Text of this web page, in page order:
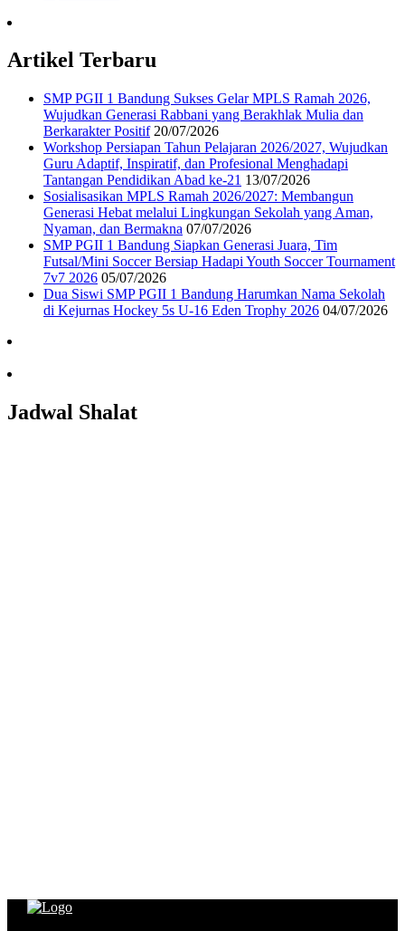
Artikel Terbaru
SMP PGII 1 Bandung Sukses Gelar MPLS Ramah 2026,
Wujudkan Generasi Rabbani yang Berakhlak Mulia dan
Berkarakter Positif 20/07/2026
Workshop Persiapan Tahun Pelajaran 2026/2027, Wujudkan
Guru Adaptif, Inspiratif, dan Profesional Menghadapi
Tantangan Pendidikan Abad ke-21 13/07/2026
Sosialisasikan MPLS Ramah 2026/2027: Membangun
Generasi Hebat melalui Lingkungan Sekolah yang Aman,
Nyaman, dan Bermakna 07/07/2026
SMP PGII 1 Bandung Siapkan Generasi Juara, Tim
Futsal/Mini Soccer Bersiap Hadapi Youth Soccer Tournament
7v7 2026 05/07/2026
Dua Siswi SMP PGII 1 Bandung Harumkan Nama Sekolah
di Kejurnas Hockey 5s U-16 Eden Trophy 2026 04/07/2026
Jadwal Shalat